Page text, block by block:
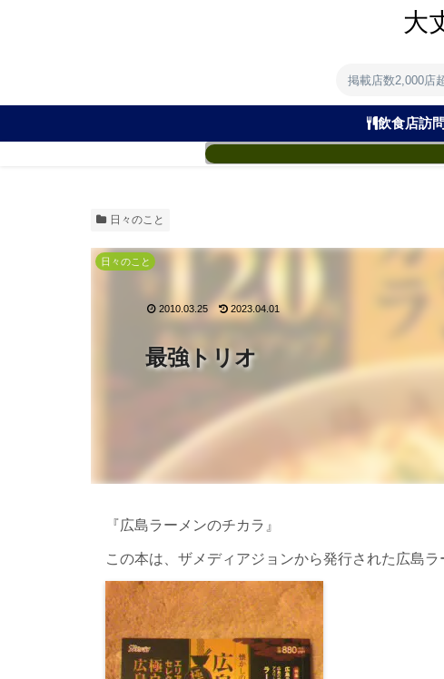
大
掲載店数2,000店
飲食店訪問
日々のこと
最強トリオ
日々のこと
2010.03.25 2023.04.01
『広島ラーメンのチカラ』
この本は、ザメディアジョンから発行された広島ラ